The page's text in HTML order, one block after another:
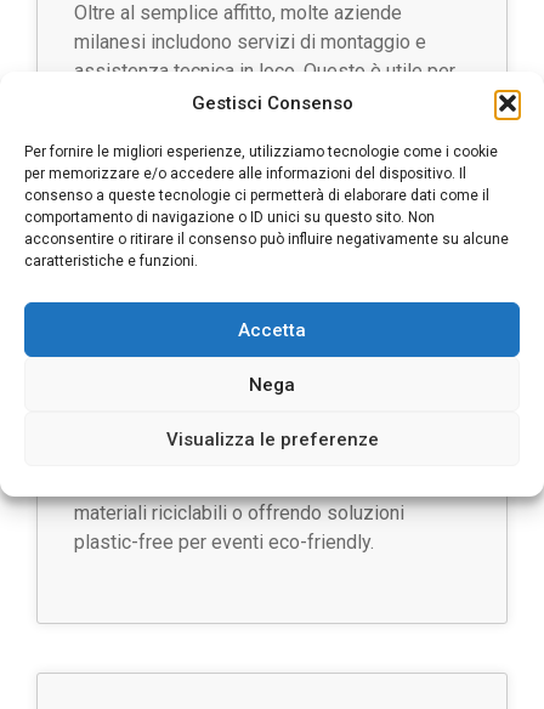
Gestisci Consenso
Per fornire le migliori esperienze, utilizziamo tecnologie come i cookie
per memorizzare e/o accedere alle informazioni del dispositivo. Il
consenso a queste tecnologie ci permetterà di elaborare dati come il
comportamento di navigazione o ID unici su questo sito. Non
acconsentire o ritirare il consenso può influire negativamente su alcune
caratteristiche e funzioni.
Accetta
Nega
Visualizza le preferenze
Oltre al semplice affitto, molte aziende
milanesi includono servizi di montaggio e
assistenza tecnica in loco. Questo è utile per
allestimenti complessi come buffet self-
chef stellati.
Sostenibilità e Igiene Garantite
Le attrezzature vengono igienizzate,
massima sicurezza. Inoltre, molte aziende si
materiali riciclabili o offrendo soluzioni
plastic-free per eventi eco-friendly.